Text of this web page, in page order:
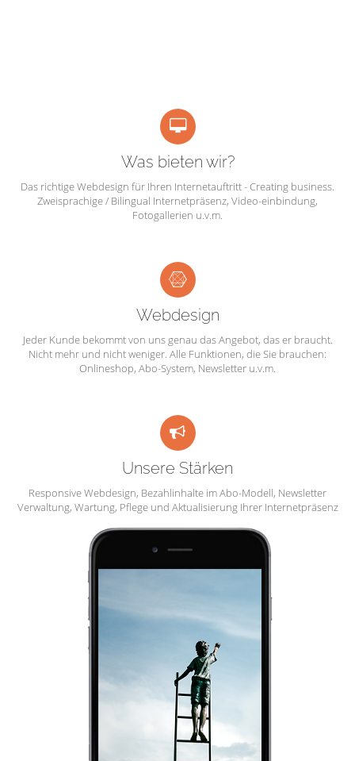
Was bieten wir?
Das richtige Webdesign für Ihren Internetauftritt - Creating business.
Zweisprachige / Bilingual Internetpräsenz, Video-einbindung,
Fotogallerien u.v.m.
Webdesign
Jeder Kunde bekommt von uns genau das Angebot, das er braucht.
Nicht mehr und nicht weniger. Alle Funktionen, die Sie brauchen:
Onlineshop, Abo-System, Newsletter u.v.m.
Unsere Stärken
Responsive Webdesign, Bezahlinhalte im Abo-Modell, Newsletter
Verwaltung, Wartung, Pflege und Aktualisierung Ihrer Internetpräsenz